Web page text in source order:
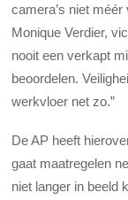
camera’s niet
Monique Verdier,
nooit een verkapt
beoordelen.
werkvloer net zo.”
De AP heeft
gaat maatregelen
niet langer in beeld